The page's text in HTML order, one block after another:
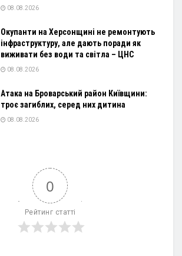
08.08.2026
Окупанти на Херсонщині не ремонтують
інфраструктуру, але дають поради як
виживати без води та світла – ЦНС
08.08.2026
Атака на Броварський район Київщини:
троє загиблих, серед них дитина
08.08.2026
0
Рейтинг статті